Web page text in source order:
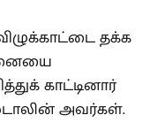
தக்க
காட்டினார்
அவர்கள்.